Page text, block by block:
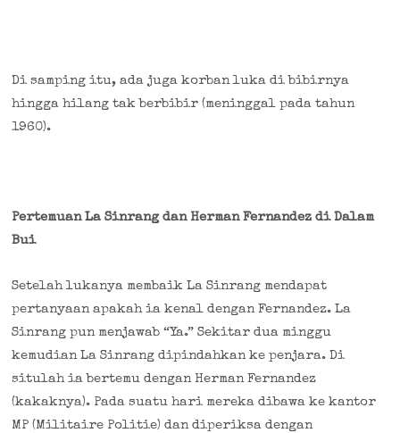
Di samping itu, ada juga korban luka di bibirnya
hingga hilang tak berbibir (meninggal pada tahun
1960).
Pertemuan La Sinrang dan Herman Fernandez di Dalam
Bui
Setelah lukanya membaik La Sinrang mendapat
pertanyaan apakah ia kenal dengan Fernandez. La
Sinrang pun menjawab “Ya.” Sekitar dua minggu
kemudian La Sinrang dipindahkan ke penjara. Di
situlah ia bertemu dengan Herman Fernandez
(kakaknya). Pada suatu hari mereka dibawa ke kantor
MP (Militaire Politie) dan diperiksa dengan